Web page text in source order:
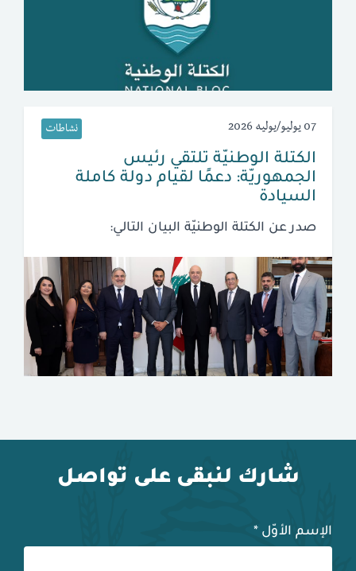
07 يوليو/يوليه 2026 نشاطات
الكتلة الوطنيّة تلتقي رئيس
الجمهوريّة: دعمًا لقيام دولة كاملة
السيادة
صدر عن الكتلة الوطنيّة البيان التالي:
شارك لنبقى على تواصل
الإسم الأوّل *